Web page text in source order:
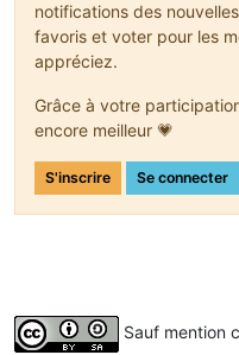
notifications des
favoris et voter pour les
appréciez.
Grâce à votre
encore meilleur 💗
S'inscrire Se connecter
Sauf mention